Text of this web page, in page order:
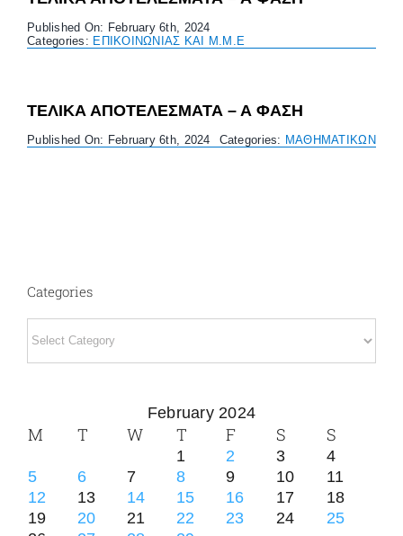
Published On: February 6th, 2024
Categories: ΕΠΙΚΟΙΝΩΝΙΑΣ ΚΑΙ Μ.Μ.Ε
ΤΕΛΙΚΑ ΑΠΟΤΕΛΕΣΜΑΤΑ – Α ΦΑΣΗ
Published On: February 6th, 2024 Categories: ΜΑΘΗΜΑΤΙΚΩΝ
Categories
February 2024
M T W T F S S
1 2 3
4
5
6 7 8 9 10
11
12
13 14 15 16 17
18
19
20 21 22 23 24
25